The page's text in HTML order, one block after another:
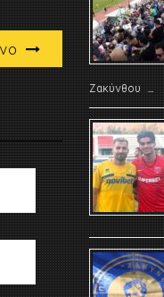
Ζακύνθου …